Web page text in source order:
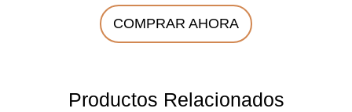
COMPRAR AHORA
Productos Relacionados